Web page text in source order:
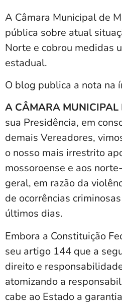
A Câmara Municipal de
pública sobre atual
Norte e cobrou medidas
estadual.
O blog publica a nota na
A CÂMARA MUNICIPAL
sua Presidência, em
demais Vereadores,
o nosso mais irrestrito
mossoroense e aos
geral, em razão da
de ocorrências
últimos dias.
Embora a Constituição
seu artigo 144 que a
direito e
atomizando a
cabe ao Estado a